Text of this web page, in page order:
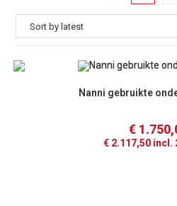
Nanni gebruikte
€
€2.117,50incl.